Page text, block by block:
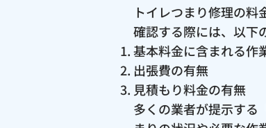
トイレつまり修理の料
確認する際には、以下
基本料金に含まれる作
出張費の有無
見積もり料金の有無
多くの業者が提示する